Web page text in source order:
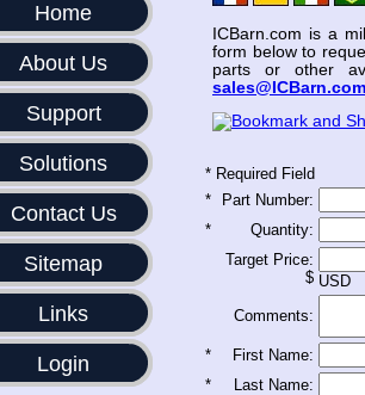
Home
About Us
Support
Solutions
Contact Us
Sitemap
Links
Login
ICBarn.com is a
form below to
parts or other
sales@ICBarn.com
* Required Field
*
Part Number:
*
Quantity:
Target Price:
$ USD
Comments:
*
First Name:
*
Last Name: